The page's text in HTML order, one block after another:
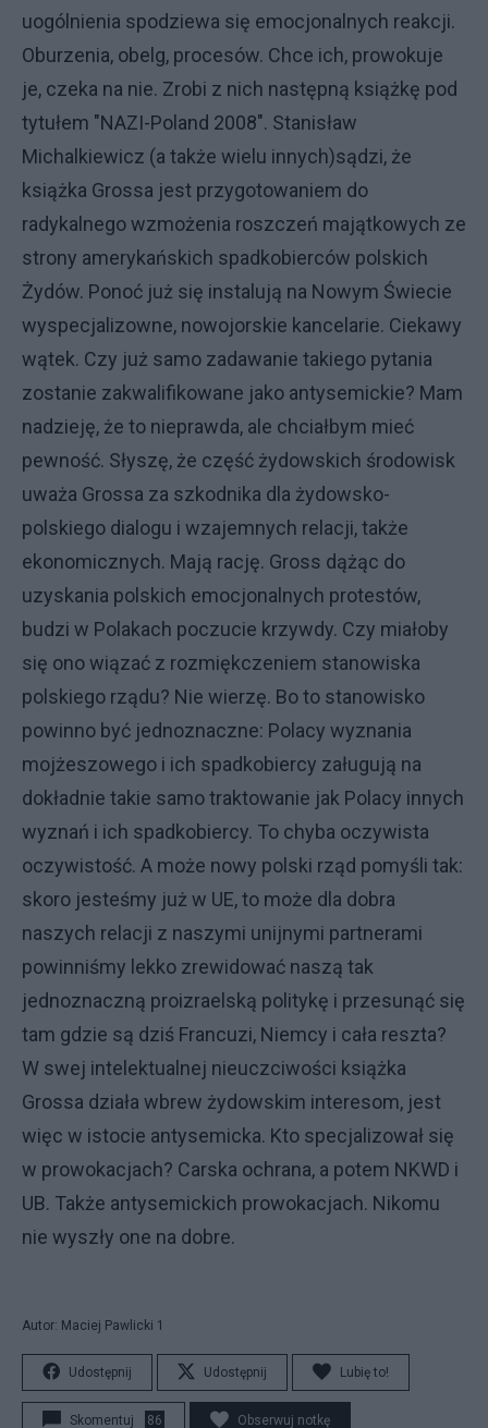
uogólnienia spodziewa się emocjonalnych reakcji.
Oburzenia, obelg, procesów. Chce ich, prowokuje
je, czeka na nie. Zrobi z nich następną książkę pod
tytułem "NAZI-Poland 2008". Stanisław
Michalkiewicz (a także wielu innych)sądzi, że
książka Grossa jest przygotowaniem do
radykalnego wzmożenia roszczeń majątkowych ze
strony amerykańskich spadkobierców polskich
Żydów. Ponoć już się instalują na Nowym Świecie
wyspecjalizowne, nowojorskie kancelarie. Ciekawy
wątek. Czy już samo zadawanie takiego pytania
zostanie zakwalifikowane jako antysemickie? Mam
nadzieję, że to nieprawda, ale chciałbym mieć
pewność. Słyszę, że część żydowskich środowisk
uważa Grossa za szkodnika dla żydowsko-
polskiego dialogu i wzajemnych relacji, także
ekonomicznych. Mają rację. Gross dążąc do
uzyskania polskich emocjonalnych protestów,
budzi w Polakach poczucie krzywdy. Czy miałoby
się ono wiązać z rozmiękczeniem stanowiska
polskiego rządu? Nie wierzę. Bo to stanowisko
powinno być jednoznaczne: Polacy wyznania
mojżeszowego i ich spadkobiercy załugują na
dokładnie takie samo traktowanie jak Polacy innych
wyznań i ich spadkobiercy. To chyba oczywista
oczywistość. A może nowy polski rząd pomyśli tak:
skoro jesteśmy już w UE, to może dla dobra
naszych relacji z naszymi unijnymi partnerami
powinniśmy lekko zrewidować naszą tak
jednoznaczną proizraelską politykę i przesunąć się
tam gdzie są dziś Francuzi, Niemcy i cała reszta?
W swej intelektualnej nieuczciwości książka
Grossa działa wbrew żydowskim interesom, jest
więc w istocie antysemicka. Kto specjalizował się
w prowokacjach? Carska ochrana, a potem NKWD i
UB. Także antysemickich prowokacjach. Nikomu
nie wyszły one na dobre.
Autor: Maciej Pawlicki 1
Udostępnij Udostępnij Lubię to!
Skomentuj 86 Obserwuj notkę